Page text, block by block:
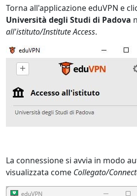
Torna all'applicazione eduVPN e
Università degli Studi di Padova
all'istituto/Institute Access.
La connessione si avvia in modo
visualizzata come Collegato/